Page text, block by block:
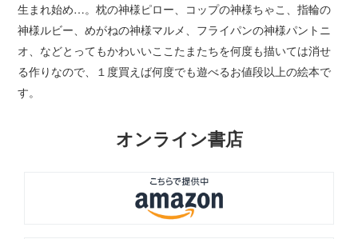
生まれ始め…。枕の神様ピロー、コップの神様ちゃこ、指輪の
神様ルビー、めがねの神様マルメ、フライパンの神様パントニ
オ、などとってもかわいいここたまたちを何度も描いては消せ
る作りなので、１度買えば何度でも遊べるお値段以上の絵本で
す。
オンライン書店